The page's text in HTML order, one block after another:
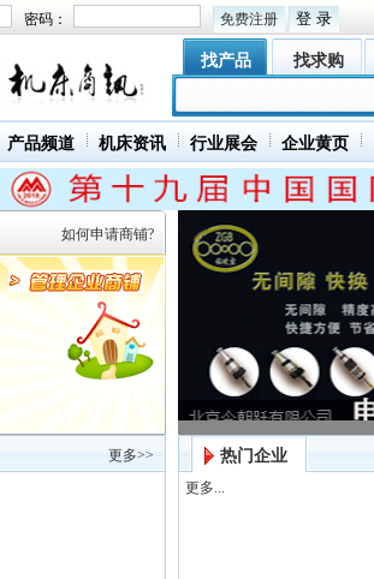
密码： 免费注册
找产品 找求购
产品频道 机床资讯 行业展会 企业黄页
如何申请商铺?
更多>>
热门企业
更多...